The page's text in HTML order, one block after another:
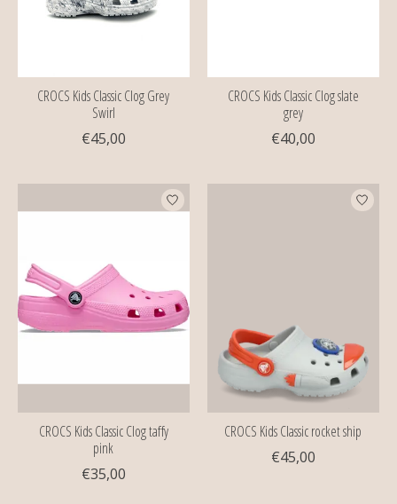
CROCS Kids Classic Clog Grey
Swirl
€45,00
CROCS Kids Classic Clog slate
grey
€40,00
CROCS Kids Classic Clog taffy
pink
€35,00
CROCS Kids Classic rocket ship
€45,00